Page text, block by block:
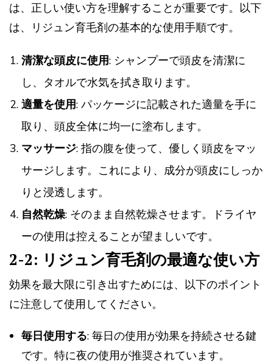
は、正しい使い方を理解することが重要です。以下
は、リジュン育毛剤の基本的な使用手順です。
清潔な頭皮に使用: シャンプーで頭皮を清潔に
し、タオルで水気を拭き取ります。
適量を使用: パッケージに記載された適量を手に
取り、頭皮全体に均一に塗布します。
マッサージ: 指の腹を使って、優しく頭皮をマッ
サージします。これにより、成分が頭皮にしっか
りと浸透します。
自然乾燥: そのまま自然乾燥させます。ドライヤ
ーの使用は控えることが望ましいです。
2-2: リジュン育毛剤の最適な使い方
効果を最大限に引き出すためには、以下のポイント
に注意して使用してください。
毎日使用する: 毎日の使用が効果を持続させる鍵
です。特に夜の使用が推奨されています。